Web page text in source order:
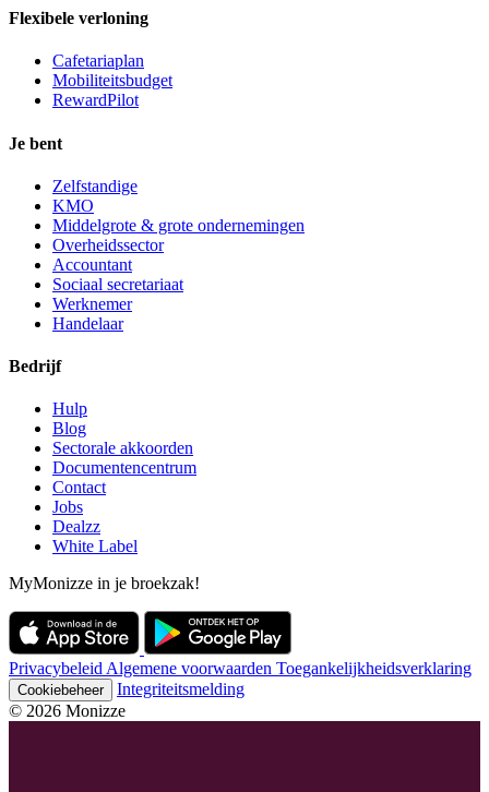
Flexibele verloning
Cafetariaplan
Mobiliteitsbudget
RewardPilot
Je bent
Zelfstandige
KMO
Middelgrote & grote ondernemingen
Overheidssector
Accountant
Sociaal secretariaat
Werknemer
Handelaar
Bedrijf
Hulp
Blog
Sectorale akkoorden
Documentencentrum
Contact
Jobs
Dealzz
White Label
MyMonizze in je broekzak!
PrivacybeleidAlgemene voorwaarden Toegankelijkheidsverklaring
Cookiebeheer
Integriteitsmelding
© 2026 Monizze